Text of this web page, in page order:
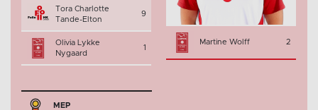
Tora Charlotte
Tande-Elton
9
Olivia Lykke
Nygaard
1
Martine Wolff 2
MEP